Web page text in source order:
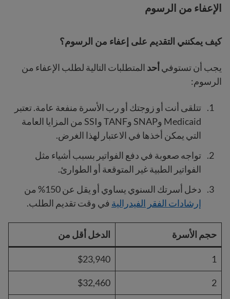
الإعفاء من الرسوم
كيف يمكنني التقديم على إعفاء من الرسوم؟
يجب أن تستوفيأحد المتطلبات التالية لطلب الإعفاء من
الرسوم:
تتلقى أنت أو زوجتك أو رب الأسرة منفعة عامة. تعتبر
Medicaid وSNAP وTANF وSSI من المزايا العامة
التي يمكن أخذها في الاعتبار لهذا الغرض.
تواجه صعوبة في دفع الفواتير بسبب أشياء مثل
الفواتير الطبية غير المتوقعة أو الطوارئ.
دخل أسرتك السنوي يساوي أو يقل عن 150% من
إرشادات الفقر الفيدرالية في وقت تقديم الطلب.
حجم الأسرة الدخل أقل من
1
$23,940
2
$32,460